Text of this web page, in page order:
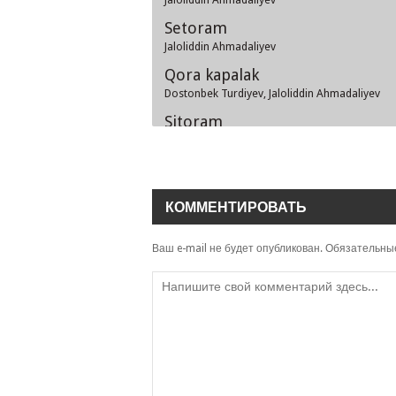
Setoram
Jaloliddin Ahmadaliyev
Qora kapalak
Dostonbek Turdiyev, Jaloliddin Ahmadaliyev
Sitoram
Jaloliddin Ahmadaliyev
Yurgandur
Jaloliddin Ahmadaliyev
КОММЕНТИРОВАТЬ
Ваш e-mail не будет опубликован.